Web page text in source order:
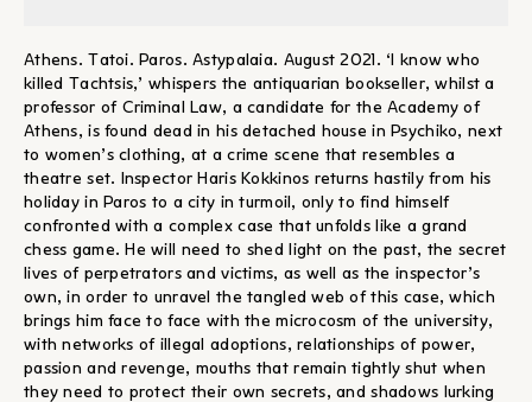
Athens. Tatoi. Paros. Astypalaia. August 2021. ‘I know who
killed Tachtsis,’ whispers the antiquarian bookseller, whilst a
professor of Criminal Law, a candidate for the Academy of
Athens, is found dead in his detached house in Psychiko, next
to women’s clothing, at a crime scene that resembles a
theatre set. Inspector Haris Kokkinos returns hastily from his
holiday in Paros to a city in turmoil, only to find himself
confronted with a complex case that unfolds like a grand
chess game. He will need to shed light on the past, the secret
lives of perpetrators and victims, as well as the inspector’s
own, in order to unravel the tangled web of this case, which
brings him face to face with the microcosm of the university,
with networks of illegal adoptions, relationships of power,
passion and revenge, mouths that remain tightly shut when
they need to protect their own secrets, and shadows lurking